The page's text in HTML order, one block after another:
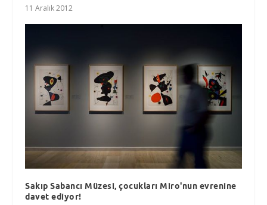
11 Aralık 2012
Sakıp Sabancı Müzesi, çocukları Miro'nun evrenine
davet ediyor!